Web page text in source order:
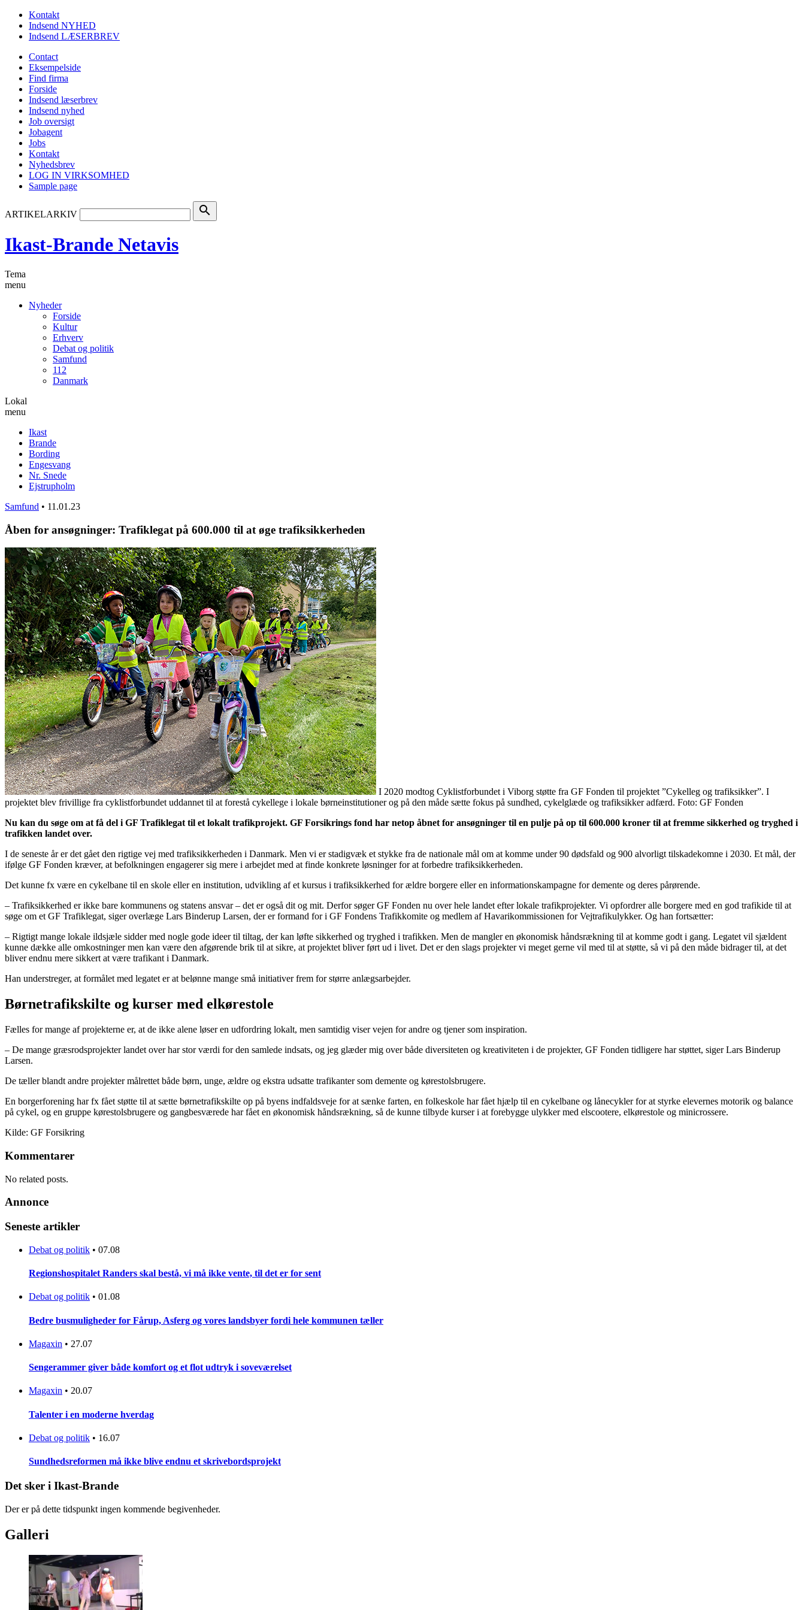
Kontakt
Indsend NYHED
Indsend LÆSERBREV
Contact
Eksempelside
Find firma
Forside
Indsend læserbrev
Indsend nyhed
Job oversigt
Jobagent
Jobs
Kontakt
Nyhedsbrev
LOG IN VIRKSOMHED
Sample page
ARTIKELARKIV search
Ikast-Brande Netavis
Tema
menu
Nyheder
Forside
Kultur
Erhverv
Debat og politik
Samfund
112
Danmark
Lokal
menu
Ikast
Brande
Bording
Engesvang
Nr. Snede
Ejstrupholm
Samfund • 11.01.23
Åben for ansøgninger: Trafiklegat på 600.000 til at øge trafiksikkerheden
I 2020 modtog Cyklistforbundet i Viborg støtte fra GF Fonden til projektet ”Cykelleg og trafiksikker”. I
projektet blev frivillige fra cyklistforbundet uddannet til at forestå cykellege i lokale børneinstitutioner og på den måde sætte fokus på sundhed, cykelglæde og trafiksikker adfærd. Foto: GF Fonden
Nu kan du søge om at få del i GF Trafiklegat til et lokalt trafikprojekt. GF Forsikrings fond har netop åbnet for ansøgninger til en pulje på op til 600.000 kroner til at fremme sikkerhed og tryghed i
trafikken landet over.
I de seneste år er det gået den rigtige vej med trafiksikkerheden i Danmark. Men vi er stadigvæk et stykke fra de nationale mål om at komme under 90 dødsfald og 900 alvorligt tilskadekomne i 2030. Et mål, der
ifølge GF Fonden kræver, at befolkningen engagerer sig mere i arbejdet med at finde konkrete løsninger for at forbedre trafiksikkerheden.
Det kunne fx være en cykelbane til en skole eller en institution, udvikling af et kursus i trafiksikkerhed for ældre borgere eller en informationskampagne for demente og deres pårørende.
– Trafiksikkerhed er ikke bare kommunens og statens ansvar – det er også dit og mit. Derfor søger GF Fonden nu over hele landet efter lokale trafikprojekter. Vi opfordrer alle borgere med en god trafikide til at
søge om et GF Trafiklegat, siger overlæge Lars Binderup Larsen, der er formand for i GF Fondens Trafikkomite og medlem af Havarikommissionen for Vejtrafikulykker. Og han fortsætter:
– Rigtigt mange lokale ildsjæle sidder med nogle gode ideer til tiltag, der kan løfte sikkerhed og tryghed i trafikken. Men de mangler en økonomisk håndsrækning til at komme godt i gang. Legatet vil sjældent
kunne dække alle omkostninger men kan være den afgørende brik til at sikre, at projektet bliver ført ud i livet. Det er den slags projekter vi meget gerne vil med til at støtte, så vi på den måde bidrager til, at det
bliver endnu mere sikkert at være trafikant i Danmark.
Han understreger, at formålet med legatet er at belønne mange små initiativer frem for større anlægsarbejder.
Børnetrafikskilte og kurser med elkørestole
Fælles for mange af projekterne er, at de ikke alene løser en udfordring lokalt, men samtidig viser vejen for andre og tjener som inspiration.
– De mange græsrodsprojekter landet over har stor værdi for den samlede indsats, og jeg glæder mig over både diversiteten og kreativiteten i de projekter, GF Fonden tidligere har støttet, siger Lars Binderup
Larsen.
De tæller blandt andre projekter målrettet både børn, unge, ældre og ekstra udsatte trafikanter som demente og kørestolsbrugere.
En borgerforening har fx fået støtte til at sætte børnetrafikskilte op på byens indfaldsveje for at sænke farten, en folkeskole har fået hjælp til en cykelbane og lånecykler for at styrke elevernes motorik og balance
på cykel, og en gruppe kørestolsbrugere og gangbesværede har fået en økonomisk håndsrækning, så de kunne tilbyde kurser i at forebygge ulykker med elscootere, elkørestole og minicrossere.
Kilde: GF Forsikring
Kommentarer
No related posts.
Annonce
Seneste artikler
Debat og politik • 07.08
Regionshospitalet Randers skal bestå, vi må ikke vente, til det er for sent
Debat og politik • 01.08
Bedre busmuligheder for Fårup, Asferg og vores landsbyer fordi hele kommunen tæller
Magaxin • 27.07
Sengerammer giver både komfort og et flot udtryk i soveværelset
Magaxin • 20.07
Talenter i en moderne hverdag
Debat og politik • 16.07
Sundhedsreformen må ikke blive endnu et skrivebordsprojekt
Det sker i Ikast-Brande
Der er på dette tidspunkt ingen kommende begivenheder.
Galleri